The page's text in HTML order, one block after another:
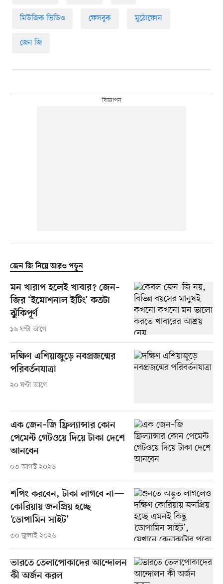
মিউজিক ভিডিও ফেসবুক মুঠোফোন
জেন জি
জেন জি নিয়ে আরও পড়ুন
মন খারাপ হলেই খাবার? জেন–
জির ‘ইমোশনাল ইটিং’ কতটা
ঝুঁকিপূর্ণ
১৬ ঘণ্টা আগে
দক্ষিণ এশিয়াজুড়ে নবপ্রজন্মের
পরিবর্তনযাত্রা
২০ ঘণ্টা আগে
এক জেন–জি ফ্রিল্যান্সার কোন
পেমেন্ট গেটওয়ে দিয়ে টাকা দেশে
আনবেন
০৩ আগস্ট ২০২৬
শপিং করবেন, টাকা লাগবে না—
কোরিয়ায় জনপ্রিয় হচ্ছে
‘ডোপামিন সাইট’
৩০ জুলাই ২০২৬
ভারতে তেলাপোকাদের আন্দোলন
কী অর্জন করল